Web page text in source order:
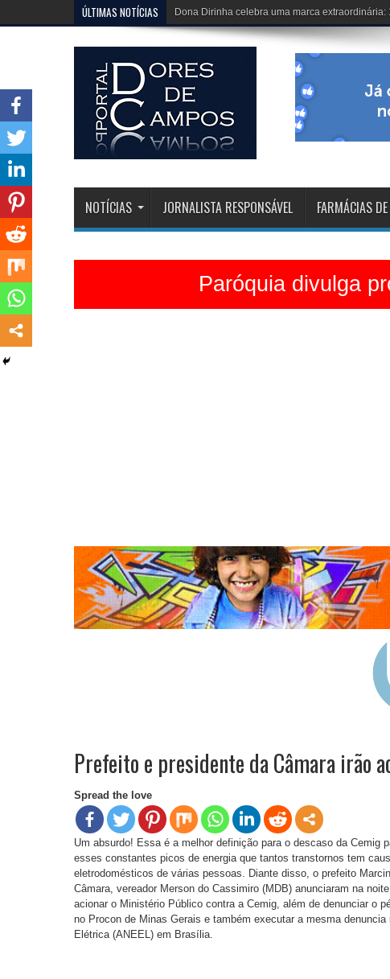
ÚLTIMAS NOTÍCIAS Igreja Matriz está belíssima e celebrações
NOTÍCIAS JORNALISTA RESPONSÁVEL FARMÁCIAS
Paróquia divulga
Prefeito e presidente da Câmara irão
Spread the love
Um absurdo! Essa é a melhor definição para o descaso da Cemig
esses constantes picos de energia que tantos transtornos tem
eletrodomésticos de várias pessoas. Diante disso, o prefeito
Câmara, vereador Merson do Cassimiro (MDB) anunciaram na
acionar o Ministério Público contra a Cemig, além de denunciar o
no Procon de Minas Gerais e também executar a mesma
Elétrica (ANEEL) em Brasília.